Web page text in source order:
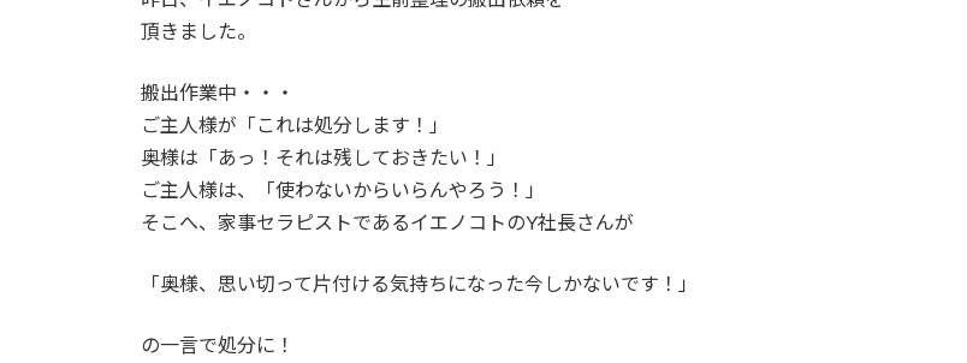
頂きました。
搬出作業中・・・
ご主人様が「これは処分します！」
奥様は「あっ！それは残しておきたい！」
ご主人様は、「使わないからいらんやろう！」
そこへ、家事セラピストであるイエノコトのY社長さんが
「奥様、思い切って片付ける気持ちになった今しかないです！」
の一言で処分に！